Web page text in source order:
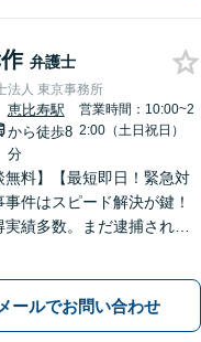
弁護士
法人 東京事務所
恵比寿駅
から徒歩8
分
営業時間：10:00~2
2:00（土日祝日）
無料】【最短即日！緊急対
事件はスピード解決が鍵！
績多数。まだ逮捕されて
中！【恵比寿駅8分】【休
】
メールでお問い合わせ